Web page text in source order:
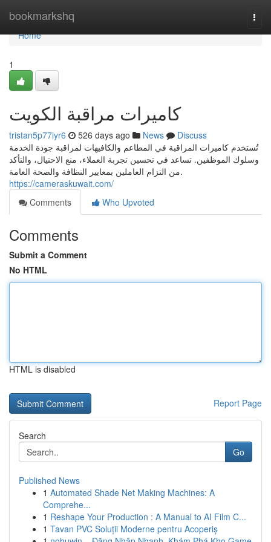
bookmarkshq
Home
Home
1
كاميرات مراقبة الكويت
tristan5p77iyr6 526 days ago News
Discuss
تُستخدم كاميرات المراقبة في المطاعم والكافيهات لمراقبة جودة الخدمة
وسلوك الموظفين. تساعد في تحسين تجربة العملاء، منع الاحتيال، والتأكد
من التزام العاملين بمعايير النظافة والصحة العامة.
https://cameraskuwait.com/
Comments
Who Upvoted
Comments
Submit a Comment
No HTML
HTML is disabled
Report Page
Search
Go
Published News
1 Automated Shade Net Making Machines: A
Comprehe...
1 Reshape Your Production : A Manual to AI Film C...
1 Tavan PVC Soluții Moderne pentru Acoperiș